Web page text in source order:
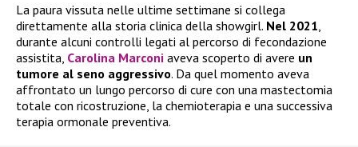
La paura vissuta nelle ultime settimane si collega
direttamente alla storia clinica della showgirl. Nel 2021
durante alcuni controlli legati al percorso di fecondazione
assistita, Carolina Marconi aveva scoperto di avere un
tumore al seno aggressivo. Da quel momento aveva
affrontato un lungo percorso di cure con una mastectomia
totale con ricostruzione, la chemioterapia e una successiva
terapia ormonale preventiva.